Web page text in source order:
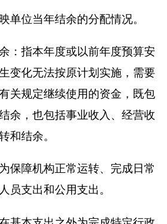
治州人民政府办公室
治州政务公开信息中心
号 新ICP备2022000247号
法律声明 关于我们